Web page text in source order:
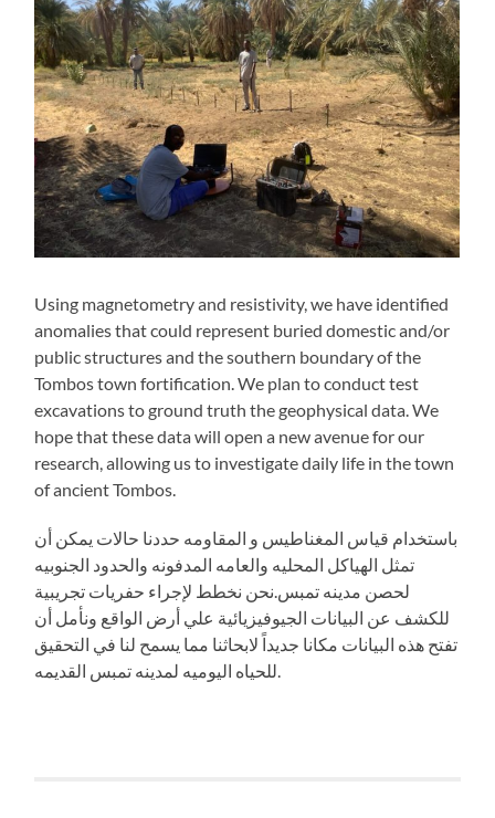
Using magnetometry and resistivity, we have identified
anomalies that could represent buried domestic and/or
public structures and the southern boundary of the
Tombos town fortification. We plan to conduct test
excavations to ground truth the geophysical data. We
hope that these data will open a new avenue for our
research, allowing us to investigate daily life in the town
of ancient Tombos.
باستخدام قياس المغناطيس و المقاومه حددنا حالات يمكن أن
تمثل الهياكل المحليه والعامه المدفونه والحدود الجنوبيه
لحصن مدينه تمبس.نحن نخطط لإجراء حفريات تجريبية
للكشف عن البيانات الجيوفيزيائية علي أرض الواقع ونأمل أن
تفتح هذه البيانات مكانا جديداً لابحاثنا مما يسمح لنا في التحقيق
للحياه اليوميه لمدينه تمبس القديمه.